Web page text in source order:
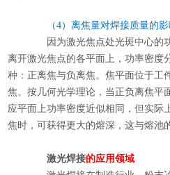
（4）离焦量对焊接质量的影
因为激光焦点处光斑中心的功
离开激光焦点的各平面上，功率密度
种：正离焦与负离焦。焦平面位于工
焦。按几何光学理论，当正负离焦平
应平面上功率密度近似相同，但实际
焦时，可获得更大的熔深，这与熔池
激光焊接的应用领域